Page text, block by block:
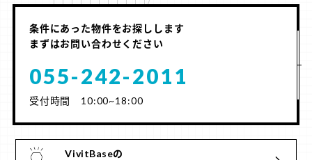
条件にあった物件をお探しします
まずはお問い合わせください
055-242-2011
受付時間 10:00~18:00
VivitBaseの